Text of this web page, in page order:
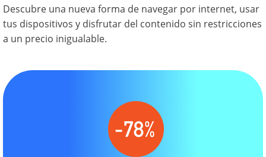
Descubre una nueva forma de navegar por internet, usar
tus dispositivos y disfrutar del contenido sin restricciones
a un precio inigualable.